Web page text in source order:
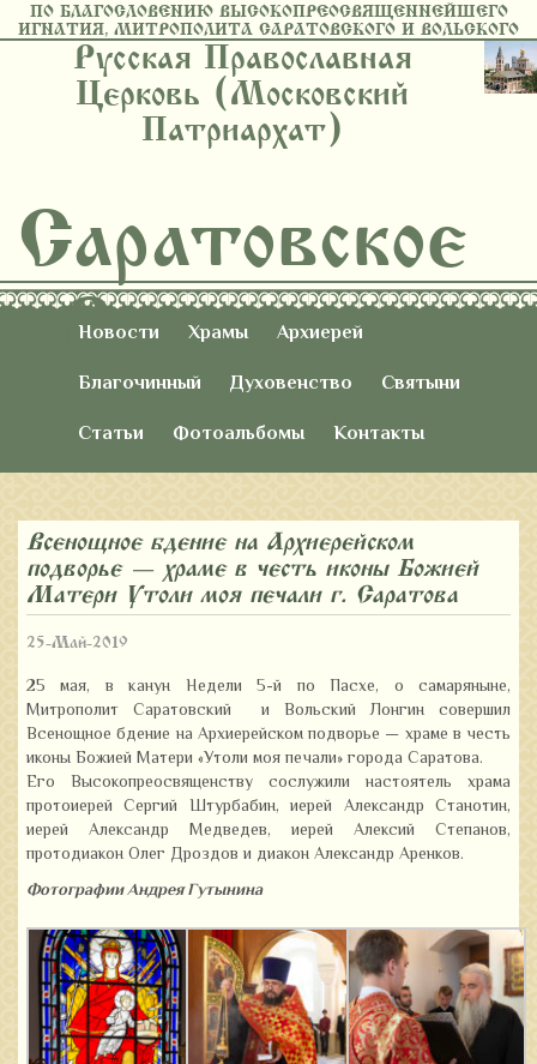
ПО БЛАГОСЛОВЕНИЮ ВЫСОКОПРЕОСВЯЩЕННЕЙШЕГО
ИГНАТИЯ, МИТРОПОЛИТА САРАТОВСКОГО И ВОЛЬСКОГО
Русская Православная
Церковь (Московский
Патриархат)
Саратовское
Восточное
Благочиние
Новости Храмы
Архиерей
Благочинный
Духовенство
Святыни
Статьи
Фотоальбомы Контакты
Всенощное бдение на Архиерейском
подворье — храме в честь иконы Божией
Матери «Утоли моя печали» г. Саратова
25-Май-2019
25 мая, в канун Недели 5-й по Пасхе, о самаряныне,
Митрополит Саратовский и Вольский Лонгин совершил
Всенощное бдение на Архиерейском подворье — храме в честь
иконы Божией Матери «Утоли моя печали» города Саратова.
Его Высокопреосвященству сослужили настоятель храма
протоиерей Сергий Штурбабин, иерей Александр Станотин,
иерей Александр Медведев, иерей Алексий Степанов,
протодиакон Олег Дроздов и диакон Александр Аренков.
Фотографии Андрея Гутынина